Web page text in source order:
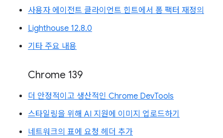
사용자 에이전트 클라이언트 힌트에서 폼 팩터 재정의
Lighthouse 12.8.0
기타 주요 내용
Chrome 139
더 안정적이고 생산적인 Chrome DevTools
스타일링을 위해 AI 지원에 이미지 업로드하기
네트워크의 표에 요청 헤더 추가